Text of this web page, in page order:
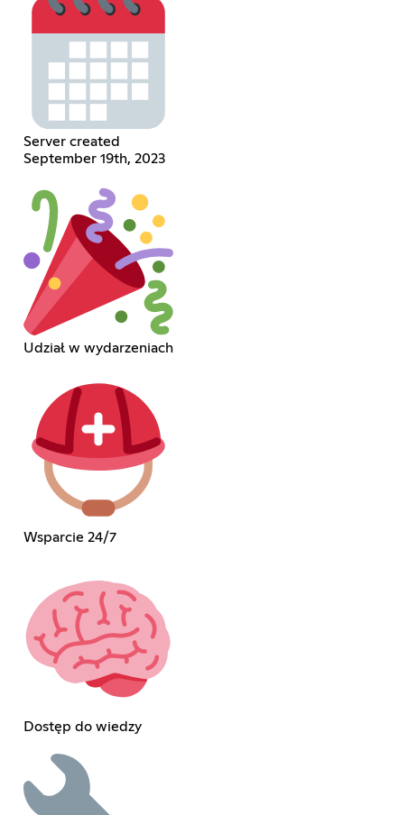
Server created
September 19th, 2023
Udział w wydarzeniach
Wsparcie 24/7
Dostęp do wiedzy